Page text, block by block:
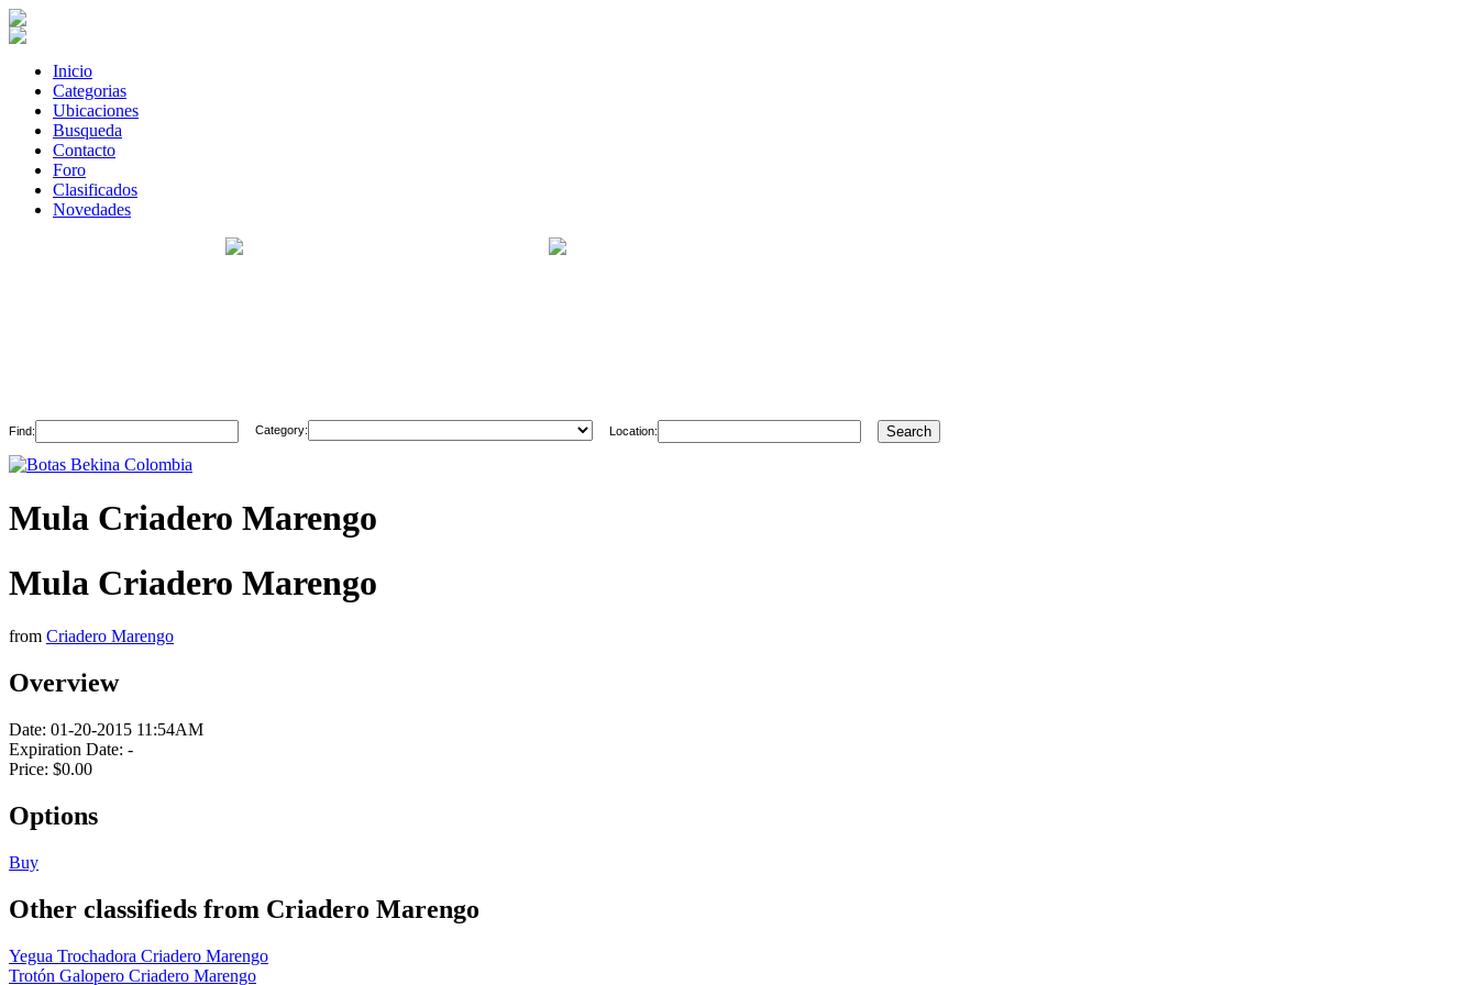
Inicio
Categorias
Ubicaciones
Busqueda
Contacto
Foro
Clasificados
Novedades
Find: Category: Location:
Mula Criadero Marengo
Mula Criadero Marengo
from Criadero Marengo
Overview
Date: 01-20-2015 11:54AM
Expiration Date: -
Price: $0.00
Options
Buy
Other classifieds from Criadero Marengo
Yegua Trochadora Criadero Marengo
Trotón Galopero Criadero Marengo